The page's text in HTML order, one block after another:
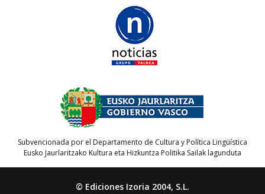
Subvencionada por el Departamento de Cultura y Política Lingüística
Eusko Jaurlaritzako Kultura eta Hizkuntza Politika Sailak lagunduta
© Ediciones Izoria 2004, S.L.